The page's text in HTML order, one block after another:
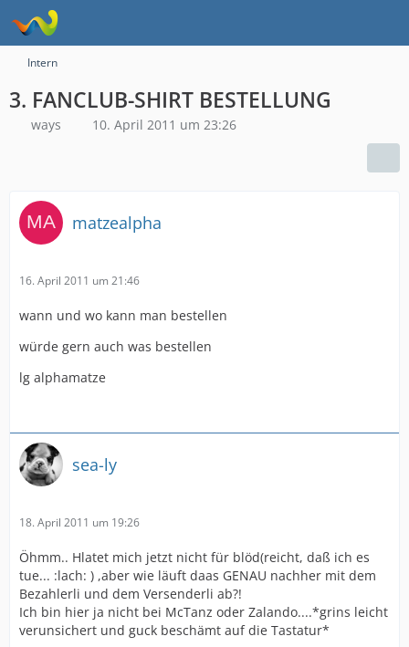
Intern
3. FANCLUB-SHIRT BESTELLUNG
ways 10. April 2011 um 23:26
matzealpha
16. April 2011 um 21:46
wann und wo kann man bestellen
würde gern auch was bestellen
lg alphamatze
sea-ly
18. April 2011 um 19:26
Öhmm.. Hlatet mich jetzt nicht für blöd(reicht, daß ich es
tue... :lach: ) ,aber wie läuft daas GENAU nachher mit dem
Bezahlerli und dem Versenderli ab?!
Ich bin hier ja nicht bei McTanz oder Zalando....*grins leicht
verunsichert und guck beschämt auf die Tastatur*